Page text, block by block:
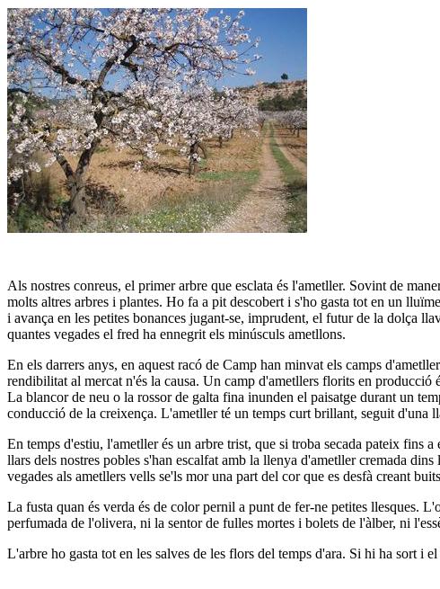
Als nostres conreus, el primer arbre que esclata és l'ametller. Sovint de
molts altres arbres i plantes. Ho fa a pit descobert i s'ho gasta tot en un
i avança en les petites bonances jugant-se, imprudent, el futur de la dolça
quantes vegades el fred ha ennegrit els minúsculs ametllons.
En els darrers anys, en aquest racó de Camp han minvat els camps
rendibilitat al mercat n'és la causa. Un camp d'ametllers florits en producció
La blancor de neu o la rossor de galta fina inunden el paisatge durant un
conducció de la creixença. L'ametller té un temps curt brillant, seguit d'una
En temps d'estiu, l'ametller és un arbre trist, que si troba secada pateix fins
llars dels nostres pobles s'han escalfat amb la llenya d'ametller cremada
vegades als ametllers vells se'ls mor una part del cor que es desfà creant
La fusta quan és verda és de color pernil a punt de fer-ne petites llesques.
perfumada de l'olivera, ni la sentor de fulles mortes i bolets de l'àlber, ni
L'arbre ho gasta tot en les salves de les flors del temps d'ara. Si hi ha sort i